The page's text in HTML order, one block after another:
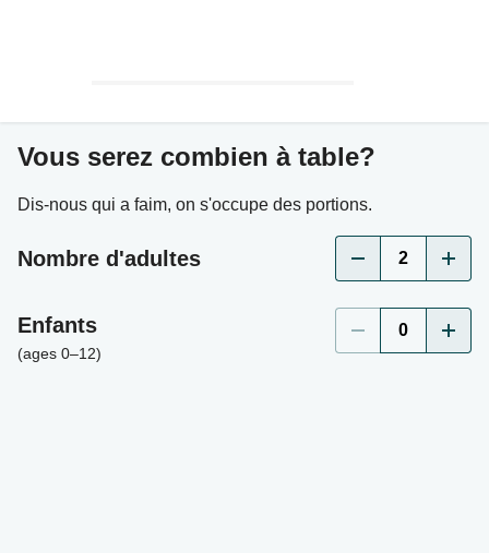
Vous serez combien à table?
Dis-nous qui a faim, on s'occupe des portions.
Nombre d'adultes 2
Enfants
(ages 0–12)
0